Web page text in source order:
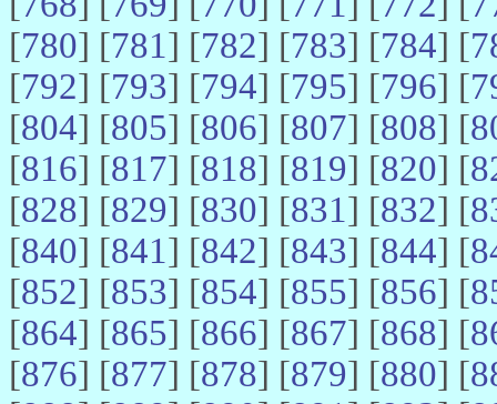
[780] [781] [782] [783] [784] [
[792] [793] [794] [795] [796] [
[804] [805] [806] [807] [808] [
[816] [817] [818] [819] [820] [
[828] [829] [830] [831] [832] [
[840] [841] [842] [843] [844] [
[852] [853] [854] [855] [856] [
[864] [865] [866] [867] [868] [
[876] [877] [878] [879] [880] [